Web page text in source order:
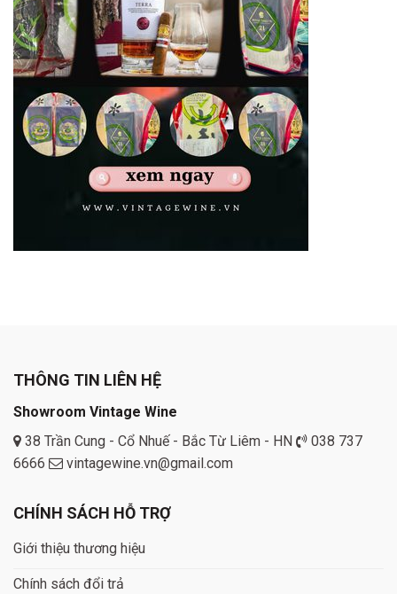
THÔNG TIN LIÊN HỆ
Showroom Vintage Wine
38 Trần Cung - Cổ Nhuế - Bắc Từ Liêm - HN
038 737
6666
vintagewine.vn@gmail.com
CHÍNH SÁCH HỖ TRỢ
Giới thiệu thương hiệu
Chính sách đổi trả